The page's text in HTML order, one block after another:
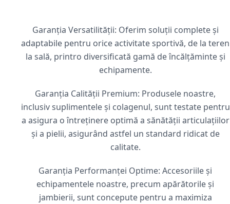
Garanția Versatilității: Oferim soluții complete și
adaptabile pentru orice activitate sportivă, de la teren
la sală, printro diversificată gamă de încălțăminte și
echipamente.
Garanția Calității Premium: Produsele noastre,
inclusiv suplimentele și colagenul, sunt testate pentru
a asigura o întreținere optimă a sănătății articulațiilor
și a pielii, asigurând astfel un standard ridicat de
calitate.
Garanția Performanței Optime: Accesoriile și
echipamentele noastre, precum apărătorile și
jambierii, sunt concepute pentru a maximiza